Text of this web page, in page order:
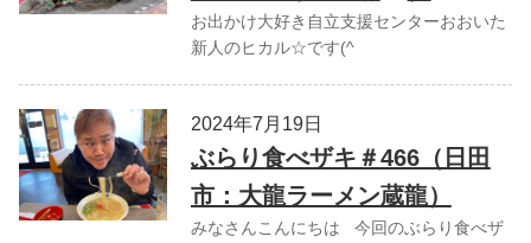
お出かけ大好き自立支援センターおおいた
新人のヒカル☆です(^
2024年7月19日
ぶらり食べザキ＃466（日田
市：大龍ラーメン蔵龍）
みなさんこんにちは 今回のぶらり食べザ